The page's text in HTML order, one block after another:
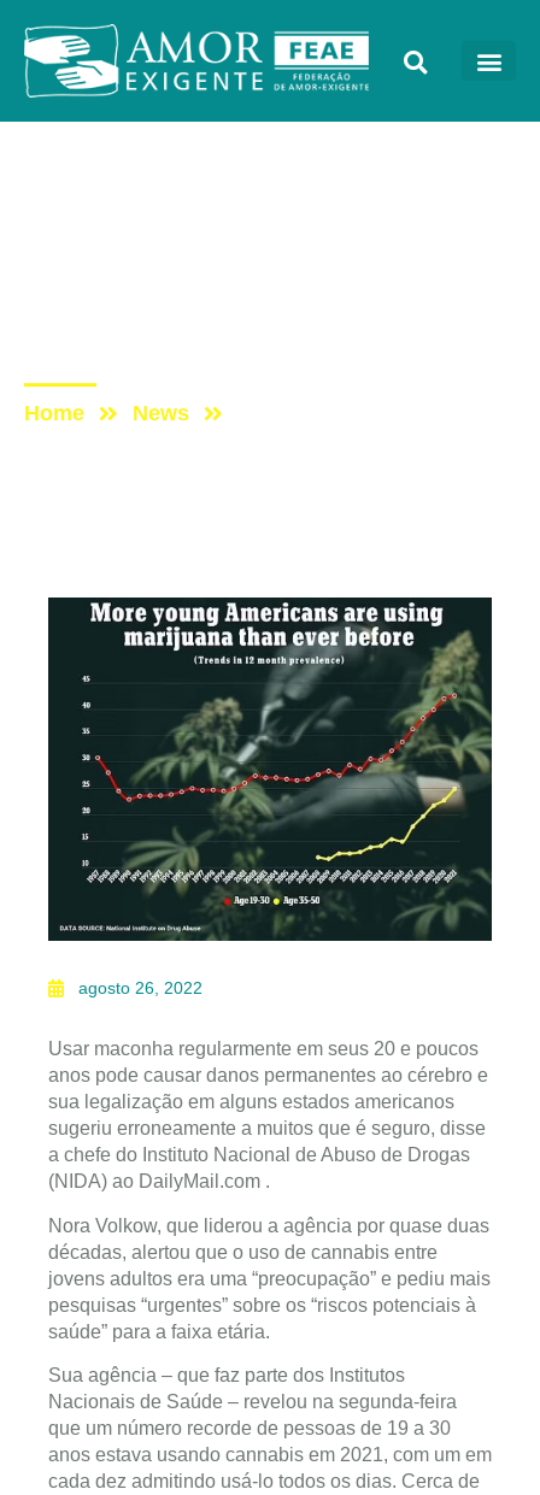
Home News
agosto 26, 2022
Usar maconha regularmente em seus 20 e poucos
anos pode causar danos permanentes ao cérebro e
sua legalização em alguns estados americanos
sugeriu erroneamente a muitos que é seguro, disse
a chefe do Instituto Nacional de Abuso de Drogas
(NIDA) ao DailyMail.com .
Nora Volkow, que liderou a agência por quase duas
décadas, alertou que o uso de cannabis entre
jovens adultos era uma “preocupação” e pediu mais
pesquisas “urgentes” sobre os “riscos potenciais à
saúde” para a faixa etária.
Sua agência – que faz parte dos Institutos
Nacionais de Saúde – revelou na segunda-feira
que um número recorde de pessoas de 19 a 30
anos estava usando cannabis em 2021, com um em
cada dez admitindo usá-lo todos os dias. Cerca de